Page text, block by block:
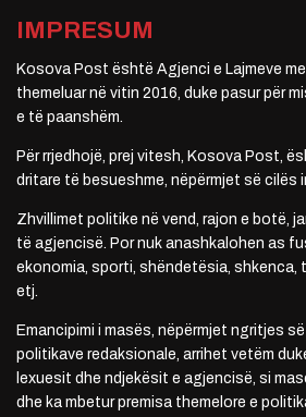
IMPRESUM
Kosova Post është Agjenci e Lajmeve
themeluar në vitin 2016, duke pasur për
e të paanshëm.
Për rrjedhojë, prej vitesh, Kosova Post,
dritare të besueshme, nëpërmjet së cilës
Zhvillimet politike në vend, rajon e botë,
të agjencisë. Por nuk anashkalohen as
ekonomia, sporti, shëndetësia, shkenca,
etj.
Emancipimi i masës, nëpërmjet ngritjes
politikave redaksionale, arrihet vetëm
lexuesit dhe ndjekësit e agjencisë, si
dhe ka mbetur premisa themelore e